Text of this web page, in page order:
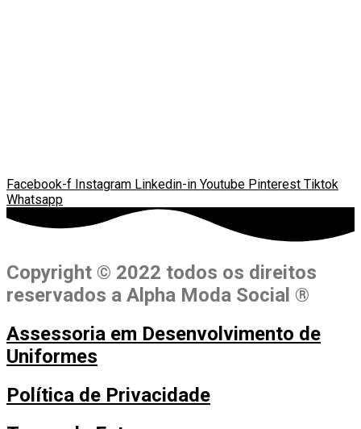
Facebook-f Instagram Linkedin-in Youtube Pinterest Tiktok
Whatsapp
Copyright © 2022 todos os direitos
reservados a Alpha Moda Social ®
Assessoria em Desenvolvimento de
Uniformes
Política de Privacidade